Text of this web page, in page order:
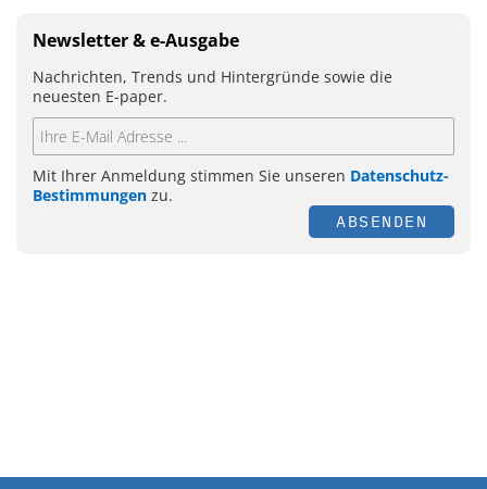
Newsletter & e-Ausgabe
Nachrichten, Trends und Hintergründe sowie die
neuesten E-paper.
Mit Ihrer Anmeldung stimmen Sie unseren Datenschutz-
Bestimmungen zu.
ABSENDEN